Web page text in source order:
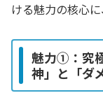
ける魅力の核心
魅力①：究
神」と「ダ